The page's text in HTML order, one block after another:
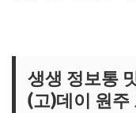
생생 정보통
(고)데이 원주